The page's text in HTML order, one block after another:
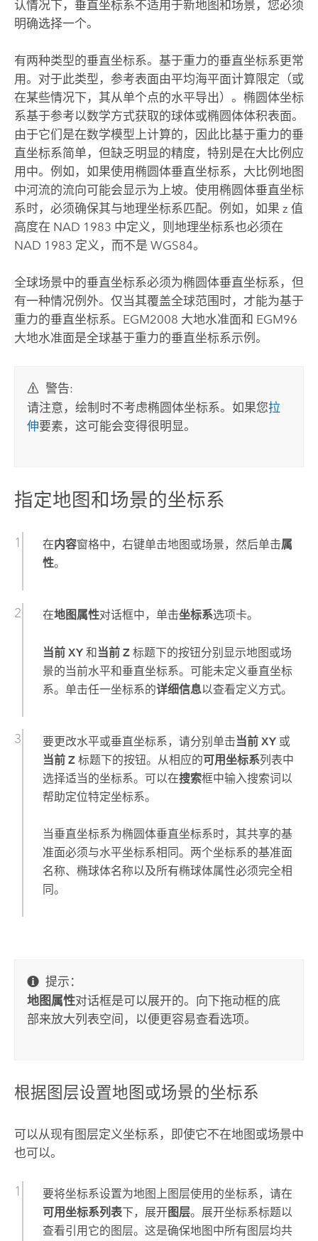
认情况下，垂直坐标系不适用于新地图和场景，您必须
明确选择一个。
有两种类型的垂直坐标系。基于重力的垂直坐标系更常
用。对于此类型，参考表面由平均海平面计算限定（或
在某些情况下，其从单个点的水平导出）。椭圆体坐标
系基于参考以数学方式获取的球体或椭圆体体积表面。
由于它们是在数学模型上计算的，因此比基于重力的垂
直坐标系简单，但缺乏明显的精度，特别是在大比例应
用中。例如，如果使用椭圆体垂直坐标系，大比例地图
中河流的流向可能会显示为上坡。使用椭圆体垂直坐标
系时，必须确保其与地理坐标系匹配。例如，如果 z 值
高度在 NAD 1983 中定义，则地理坐标系也必须在
NAD 1983 定义，而不是 WGS84。
全球场景中的垂直坐标系必须为椭圆体垂直坐标系，但
有一种情况例外。仅当其覆盖全球范围时，才能为基于
重力的垂直坐标系。EGM2008 大地水准面和 EGM96
大地水准面是全球基于重力的垂直坐标系示例。
警告:
请注意，绘制时不考虑椭圆体坐标系。如果您拉
伸要素，这可能会变得很明显。
指定地图和场景的坐标系
在内容窗格中，右键单击地图或场景，然后单击属
性。
在地图属性对话框中，单击坐标系选项卡。
当前 XY和当前 Z标题下的按钮分别显示地图或场
景的当前水平和垂直坐标系。可能未定义垂直坐标
系。单击任一坐标系的详细信息以查看定义方式。
要更改水平或垂直坐标系，请分别单击当前 XY或
当前 Z标题下的按钮。从相应的可用坐标系列表中
选择适当的坐标系。可以在搜索框中输入搜索词以
帮助定位特定坐标系。
当垂直坐标系为椭圆体垂直坐标系时，其共享的基
准面必须与水平坐标系相同。两个坐标系的基准面
名称、椭球体名称以及所有椭球体属性必须完全相
同。
提示：
地图属性对话框是可以展开的。向下拖动框的底
部来放大列表空间，以便更容易查看选项。
根据图层设置地图或场景的坐标系
可以从现有图层定义坐标系，即使它不在地图或场景中
也可以。
要将坐标系设置为地图上图层使用的坐标系，请在
可用坐标系列表下，展开 图层。展开坐标系标题以
查看引用它的图层。这是确保地图中所有图层均共